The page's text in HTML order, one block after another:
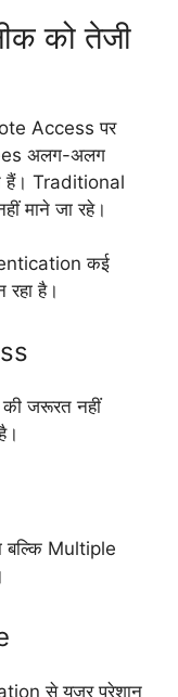
को तेजी
Access पर
अलग-अलग
हैं। Traditional
माने जा रहे।
कई
है।
की जरूरत नहीं
बल्कि Multiple
से यूज़र परेशान